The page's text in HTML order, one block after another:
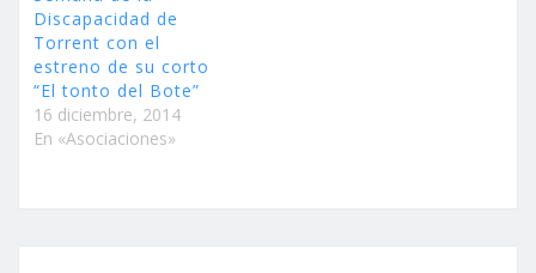
Discapacidad de
Torrent con el
estreno de su corto
“El tonto del Bote”
16 diciembre, 2014
En «Asociaciones»